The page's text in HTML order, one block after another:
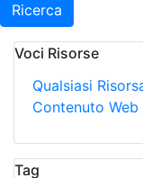
Ricerca
Voci Risorse
Qualsiasi
Contenuto Web
Tag